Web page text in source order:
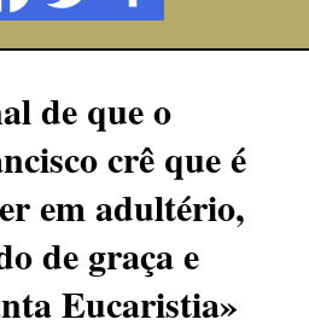
de que o
crê que é
em adultério,
de graça e
Eucaristia»